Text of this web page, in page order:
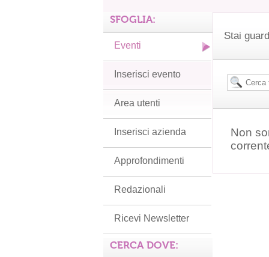
Stai
Non
SFOGLIA:
Eventi
Inserisci evento
Area utenti
Inserisci azienda
Approfondimenti
Redazionali
Ricevi Newsletter
CERCA DOVE: